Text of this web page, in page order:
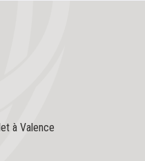
à Valence